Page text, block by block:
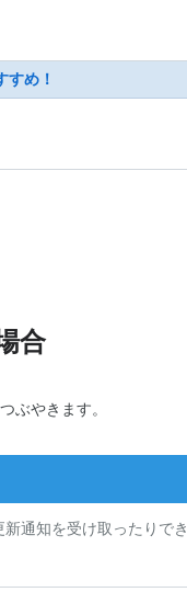
すめ！
合
ぶやきます。
通知を受け取ったりでき